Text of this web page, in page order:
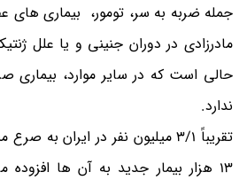
جمله ضربه به سر، تومور، بیماری
مادرزادی در دوران جنینی و یا علل
حالی است که در سایر موارد،
ندارد.
تقریباً 3/1 میلیون نفر در ایران به
13 هزار بیمار جدید به آن ها